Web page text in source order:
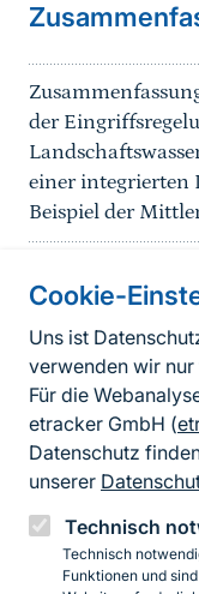
Cookie-
Uns ist
verwenden wir
Für die
etracker GmbH (
Datenschutz
unserer
Technisch
Technisch
Funktionen und
der
einer integrierten
Beispiel der